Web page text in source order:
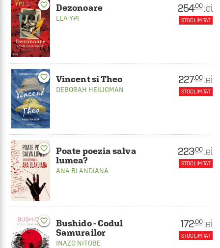
favorite_border Dezonoare
LEA YPI
254.00 lei
STOC LIMITAT
favorite_border Vincent si Theo
DEBORAH HEILIGMAN
227.00 lei
STOC LIMITAT
favorite_border
Poate poezia salva
lumea?
ANA BLANDIANA
223.00 lei
STOC LIMITAT
favorite_border
Bushido - Codul
Samurailor
INAZO NITOBE
172.00 lei
STOC LIMITAT